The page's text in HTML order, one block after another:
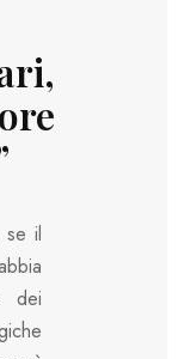
se il
dei